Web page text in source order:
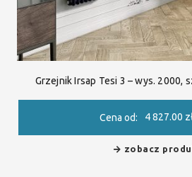
Grzejnik Irsap Tesi 3 – wys. 2000,
Cena od: 4 827.00
zobacz